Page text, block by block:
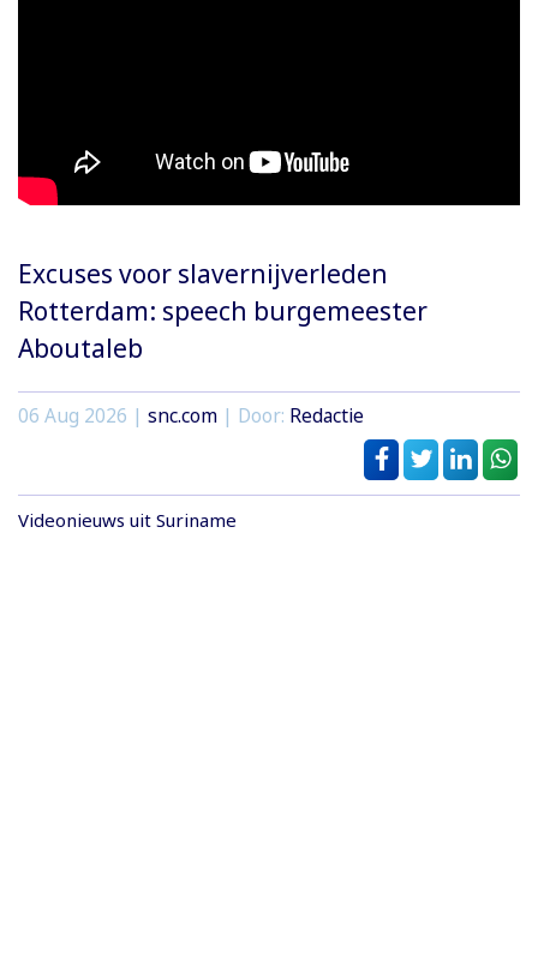
Excuses voor slavernijverleden
Rotterdam: speech burgemeester
Aboutaleb
06 Aug 2026 | snc.com | Door: Redactie
Videonieuws uit Suriname